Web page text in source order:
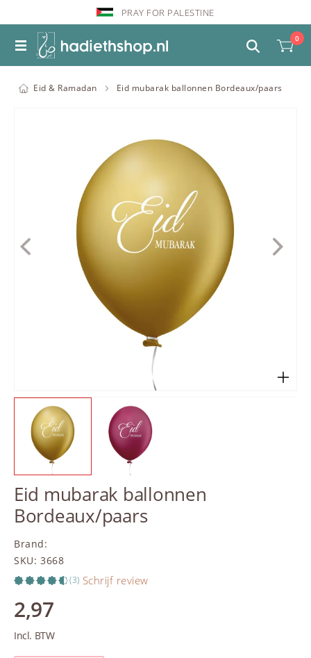
PRAY FOR PALESTINE
0
Eid & Ramadan Eid mubarak ballonnen Bordeaux/paars
Eid mubarak ballonnen
Bordeaux/paars
Brand:
SKU: 3668
(3) Schrijf review
2,97
Incl. BTW